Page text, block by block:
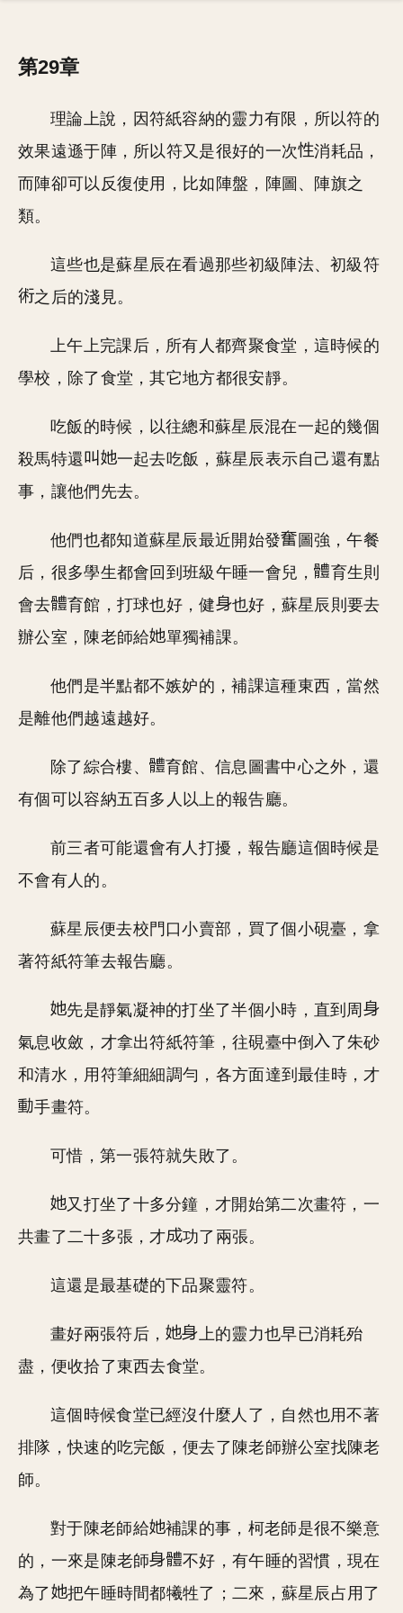
第29章
理論上說，因符紙容納的靈力有限，所以符的
效果遠遜于陣，所以符又是很好的一次
消耗品，
而陣卻可以反復使用，比如陣盤，陣圖、陣旗之
類。
這些也是蘇星辰在看過那些初級陣法、初級符
之后的淺見。
上午上完課后，所有人都齊聚食堂，這時候的
學校，除了食堂，其它地方都很安靜。
吃飯的時候，以往總和蘇星辰混在一起的幾個
殺馬特還
一起去吃飯，蘇星辰表示自己還有點
事，讓他們先去。
他們也都知道蘇星辰最近開始發
圖強，午餐
后，很多學生都會回到班級午睡一會兒，
育生則
會去
育館，打球也好，健
也好，蘇星辰則要去
辦公室，陳老師給
單獨補課。
他們是半點都不嫉妒的，補課這種東西，當然
是離他們越遠越好。
除了綜合樓、
育館、信息圖書中心之外，還
有個可以容納五百多人以上的報告廳。
前三者可能還會有人打擾，報告廳這個時候是
不會有人的。
蘇星辰便去校門口小賣部，買了個小硯臺，拿
著符紙符筆去報告廳。
先是靜氣凝神的打坐了半個小時，直到周
氣息收斂，才拿出符紙符筆，往硯臺中倒
了朱砂
和清水，用符筆細細調勻，各方面達到最佳時，才
手畫符。
可惜，第一張符就失敗了。
又打坐了十多分鐘，才開始第二次畫符，一
共畫了二十多張，才
功了兩張。
這還是最基礎的下品聚靈符。
畫好兩張符后，
上的靈力也早已消耗殆
盡，便收拾了東西去食堂。
這個時候食堂已經沒什麼人了，自然也用不著
排隊，快速的吃完飯，便去了陳老師辦公室找陳老
師。
對于陳老師給
補課的事，柯老師是很不樂意
的，一來是陳老師
不好，有午睡的習慣，現在
為了
把午睡時間都犧牲了；二來，蘇星辰占用了